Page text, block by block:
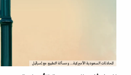
المحادثات السعودية الأميركية... ومسألة التطبيع مع إسرائيل